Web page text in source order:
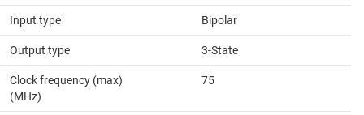
Input type Bipolar
Output type 3-State
Clock frequency (max)
(MHz)
75